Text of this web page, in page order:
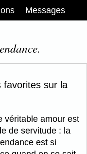
Messages
favorites sur la
véritable amour est
de servitude : la
est si